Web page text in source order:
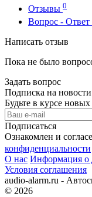
Отзывы 0
Вопрос - Ответ
Написать отзыв
Пока не было
Задать вопрос
Подписка на новости
Будьте в курсе
Подписаться
Ознакомлен и
конфиденциальности
О нас Информация о
Условия соглашения
audio-alarm.ru -
© 2026